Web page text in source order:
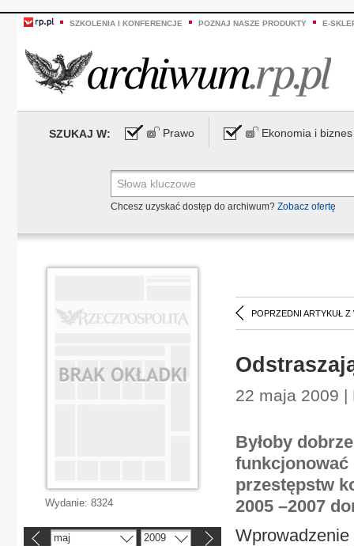
SZKOLENIA I KONFERENCJE POZNAJ NASZE PRODUKTY E-
SZUKAJ W: Prawo Ekonomia i biznes
Chcesz uzyskać dostęp do archiwum? Zobacz ofertę
POPRZEDNI ARTYKUŁ Z
22 maja 2009 |
Byłoby
funkcjonować
przestępstw
2005 –2007
Wydanie: 8324
maj 2009